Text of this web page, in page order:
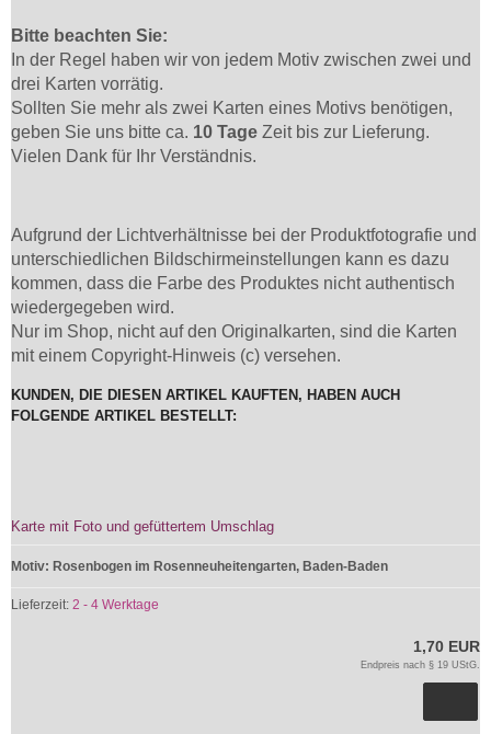
Bitte beachten Sie:
In der Regel haben wir von jedem Motiv zwischen zwei und
drei Karten vorrätig.
Sollten Sie mehr als zwei Karten eines Motivs benötigen,
geben Sie uns bitte ca. 10 Tage Zeit bis zur Lieferung.
Vielen Dank für Ihr Verständnis.
Aufgrund der Lichtverhältnisse bei der Produktfotografie und
unterschiedlichen Bildschirmeinstellungen kann es dazu
kommen, dass die Farbe des Produktes nicht authentisch
wiedergegeben wird.
Nur im Shop, nicht auf den Originalkarten, sind die Karten
mit einem Copyright-Hinweis (c) versehen.
KUNDEN, DIE DIESEN ARTIKEL KAUFTEN, HABEN AUCH
FOLGENDE ARTIKEL BESTELLT:
Karte mit Foto und gefüttertem Umschlag
Motiv: Rosenbogen im Rosenneuheitengarten, Baden-Baden
Lieferzeit: 2 - 4 Werktage
1,70 EUR
Endpreis nach § 19 UStG.